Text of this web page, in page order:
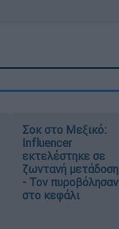
Σοκ στο Μεξικό:
Influencer
εκτελέστηκε σε
ζωντανή μετάδοση
- Τον πυροβόλησαν
στο κεφάλι